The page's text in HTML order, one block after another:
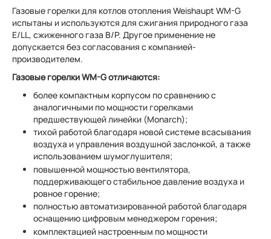
Газовые горелки для котлов отопления Weishaupt WM-G
испытаны и используются для сжигания природного газа
E/LL, сжиженного газа B/P. Другое применение не
допускается без согласования с компанией-
производителем.
Газовые горелки WM-G отличаются:
более компактным корпусом по сравнению с
аналогичными по мощности горелками
предшествующей линейки (Monarch);
тихой работой благодаря новой системе всасывания
воздуха и управления воздушной заслонкой, а также
использованием шумоглушителя;
повышенной мощностью вентилятора,
поддерживающего стабильное давление воздуха и
ровное горение;
полностью автоматизированной работой благодаря
оснащению цифровым менеджером горения;
комплектацией настроенным по мощности